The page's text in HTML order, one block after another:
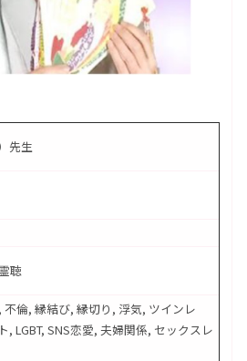
先生
聴
不倫, 縁結び, 縁切り, 浮気, ツインレ
, LGBT, SNS恋愛, 夫婦関係, セックスレ